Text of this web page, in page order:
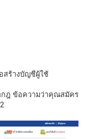
สร้างบัญชีผู้ใช้
กฎ ข้อความว่าคุณสมัคร